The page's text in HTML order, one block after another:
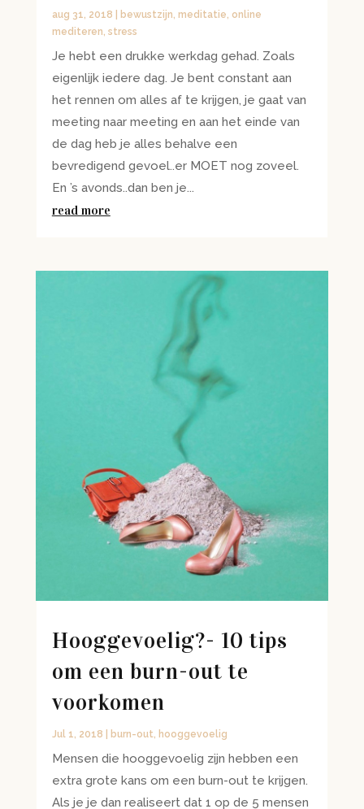
aug 31, 2018 bewustzijn, meditatie, online
mediteren, stress
Je hebt een drukke werkdag gehad. Zoals
eigenlijk iedere dag. Je bent constant aan
het rennen om alles af te krijgen, je gaat van
meeting naar meeting en aan het einde van
de dag heb je alles behalve een
bevredigend gevoel..er MOET nog zoveel.
En ’s avonds..dan ben je...
read more
Hooggevoelig?- 10 tips
om een burn-out te
voorkomen
Jul 1, 2018 burn-out hooggevoelig
Mensen die hooggevoelig zijn hebben een
extra grote kans om een burn-out te krijgen.
Als je je dan realiseert dat 1 op de 5 mensen